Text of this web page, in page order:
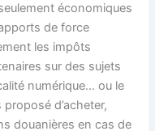
économiques
de force
les impôts
sur des sujets
numérique… ou le
d’acheter,
douanières en cas de